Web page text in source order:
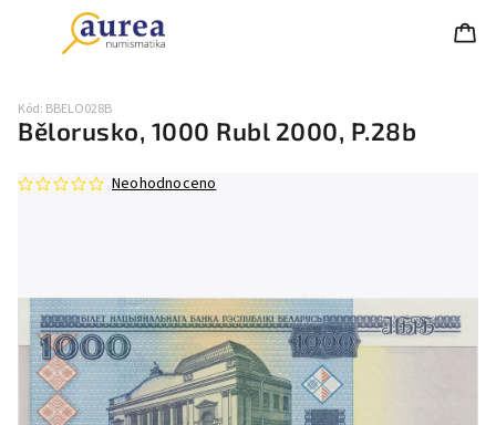
Bělorusko, 1000 Rubl 2000, P.28b
Kód: BBELO028B
Neohodnoceno